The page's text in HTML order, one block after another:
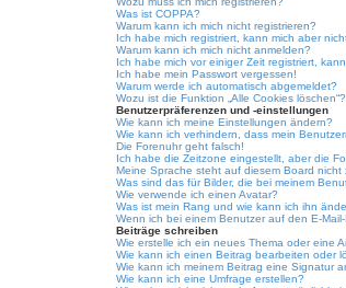
Was ist COPPA?
Warum kann ich mich nicht registrieren?
Ich habe mich registriert, kann mich aber
Warum kann ich mich nicht anmelden?
Ich habe mich vor einiger Zeit registriert,
Ich habe mein Passwort vergessen!
Warum werde ich automatisch abgemeldet?
Wozu ist die Funktion „Alle Cookies löschen“?
Benutzerpräferenzen und -einstellungen
Wie kann ich meine Einstellungen ändern?
Wie kann ich verhindern, dass mein
Die Forenuhr geht falsch!
Ich habe die Zeitzone eingestellt, aber die
Meine Sprache steht auf diesem Board nicht
Was sind das für Bilder, die bei meinem
Wie verwende ich einen Avatar?
Was ist mein Rang und wie kann ich ihn
Wenn ich bei einem Benutzer auf den E-
Beiträge schreiben
Wie erstelle ich ein neues Thema oder eine
Wie kann ich einen Beitrag bearbeiten oder
Wie kann ich meinem Beitrag eine Signatur
Wie kann ich eine Umfrage erstellen?